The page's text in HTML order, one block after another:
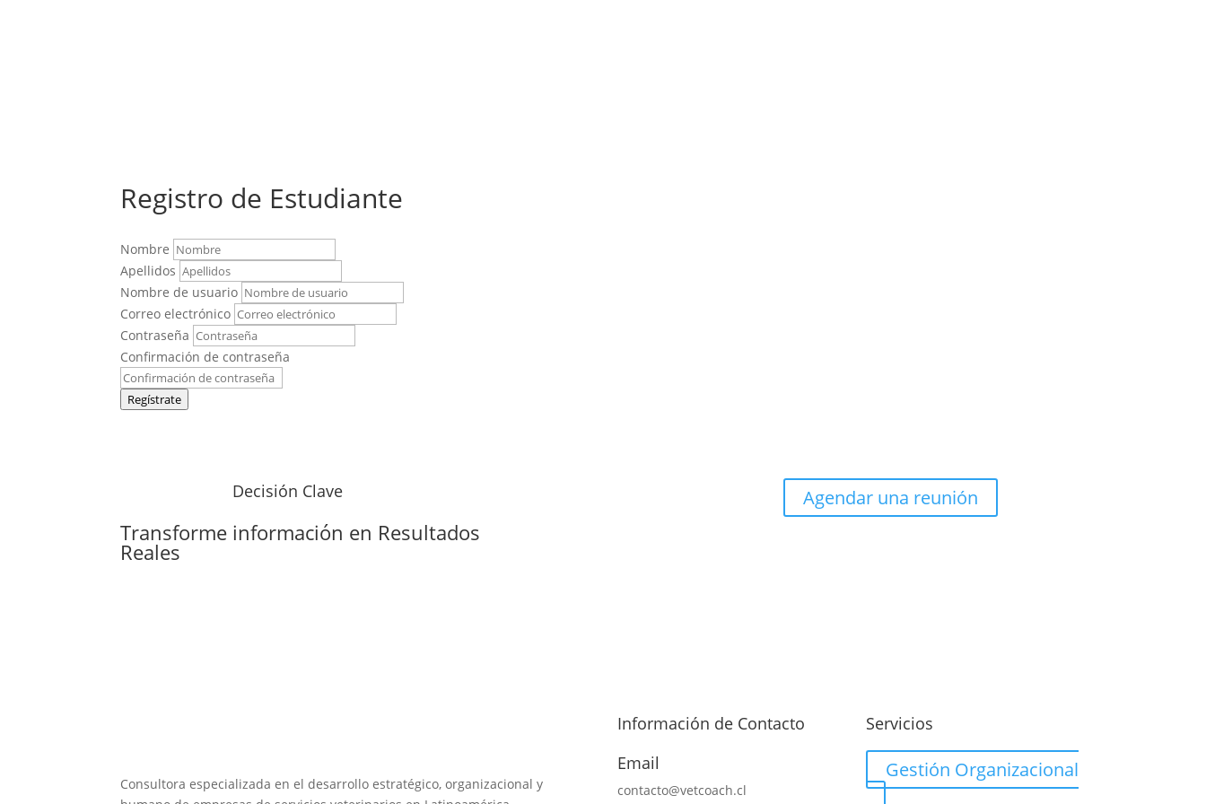
Registro de Estudiante
Nombre
Apellidos
Nombre de usuario
Correo electrónico
Contraseña
Confirmación de contraseña
Regístrate
Decisión Clave
Transforme información en Resultados
Reales
Agendar una reunión
Consultora especializada en el desarrollo estratégico, organizacional y
Información de Contacto
Email
contacto@vetcoach.cl
Servicios
Gestión Organizacional